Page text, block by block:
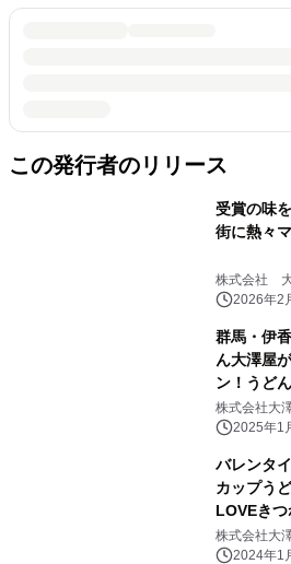
この発行者のリリース
受賞の味
街に熱々
株式会社
2026年2
群馬・伊
ん大澤屋
ン！うど
クアウト商
株式会社大
2025年1
バレンタ
カップう
LOVEき
売！ ～レ
株式会社大
2024年1